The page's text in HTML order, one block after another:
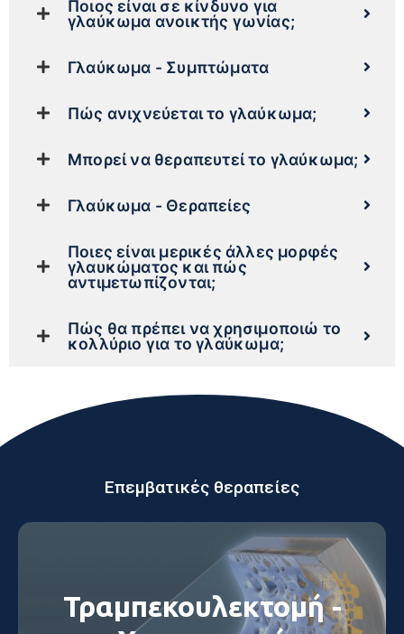
Ποιος είναι σε κίνδυνο για
γλαύκωμα ανοικτής γωνίας;
Γλαύκωμα - Συμπτώματα
Πώς ανιχνεύεται το γλαύκωμα;
Μπορεί να θεραπευτεί το γλαύκωμα;
Γλαύκωμα - Θεραπείες
Ποιες είναι μερικές άλλες μορφές
γλαυκώματος και πώς
αντιμετωπίζονται;
Πώς θα πρέπει να χρησιμοποιώ το
κολλύριο για το γλαύκωμα;
Επεμβατικές θεραπείες
Τραμπεκουλεκτομή -